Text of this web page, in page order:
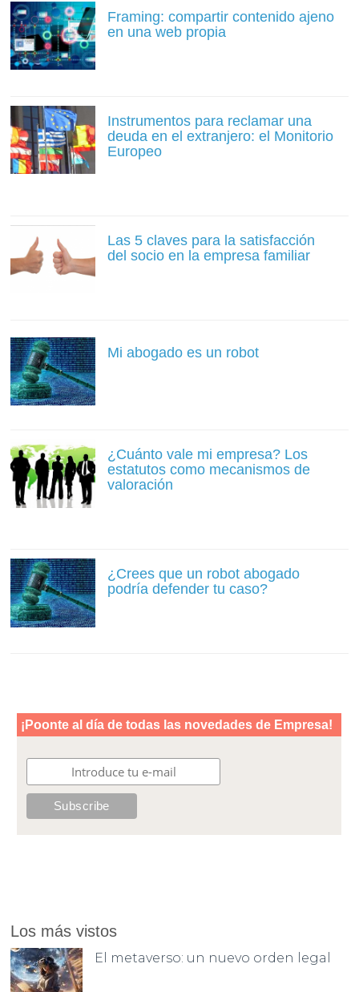
Framing: compartir contenido ajeno
en una web propia
Instrumentos para reclamar una
deuda en el extranjero: el Monitorio
Europeo
Las 5 claves para la satisfacción
del socio en la empresa familiar
Mi abogado es un robot
¿Cuánto vale mi empresa? Los
estatutos como mecanismos de
valoración
¿Crees que un robot abogado
podría defender tu caso?
Los más vistos
El metaverso: un nuevo orden legal